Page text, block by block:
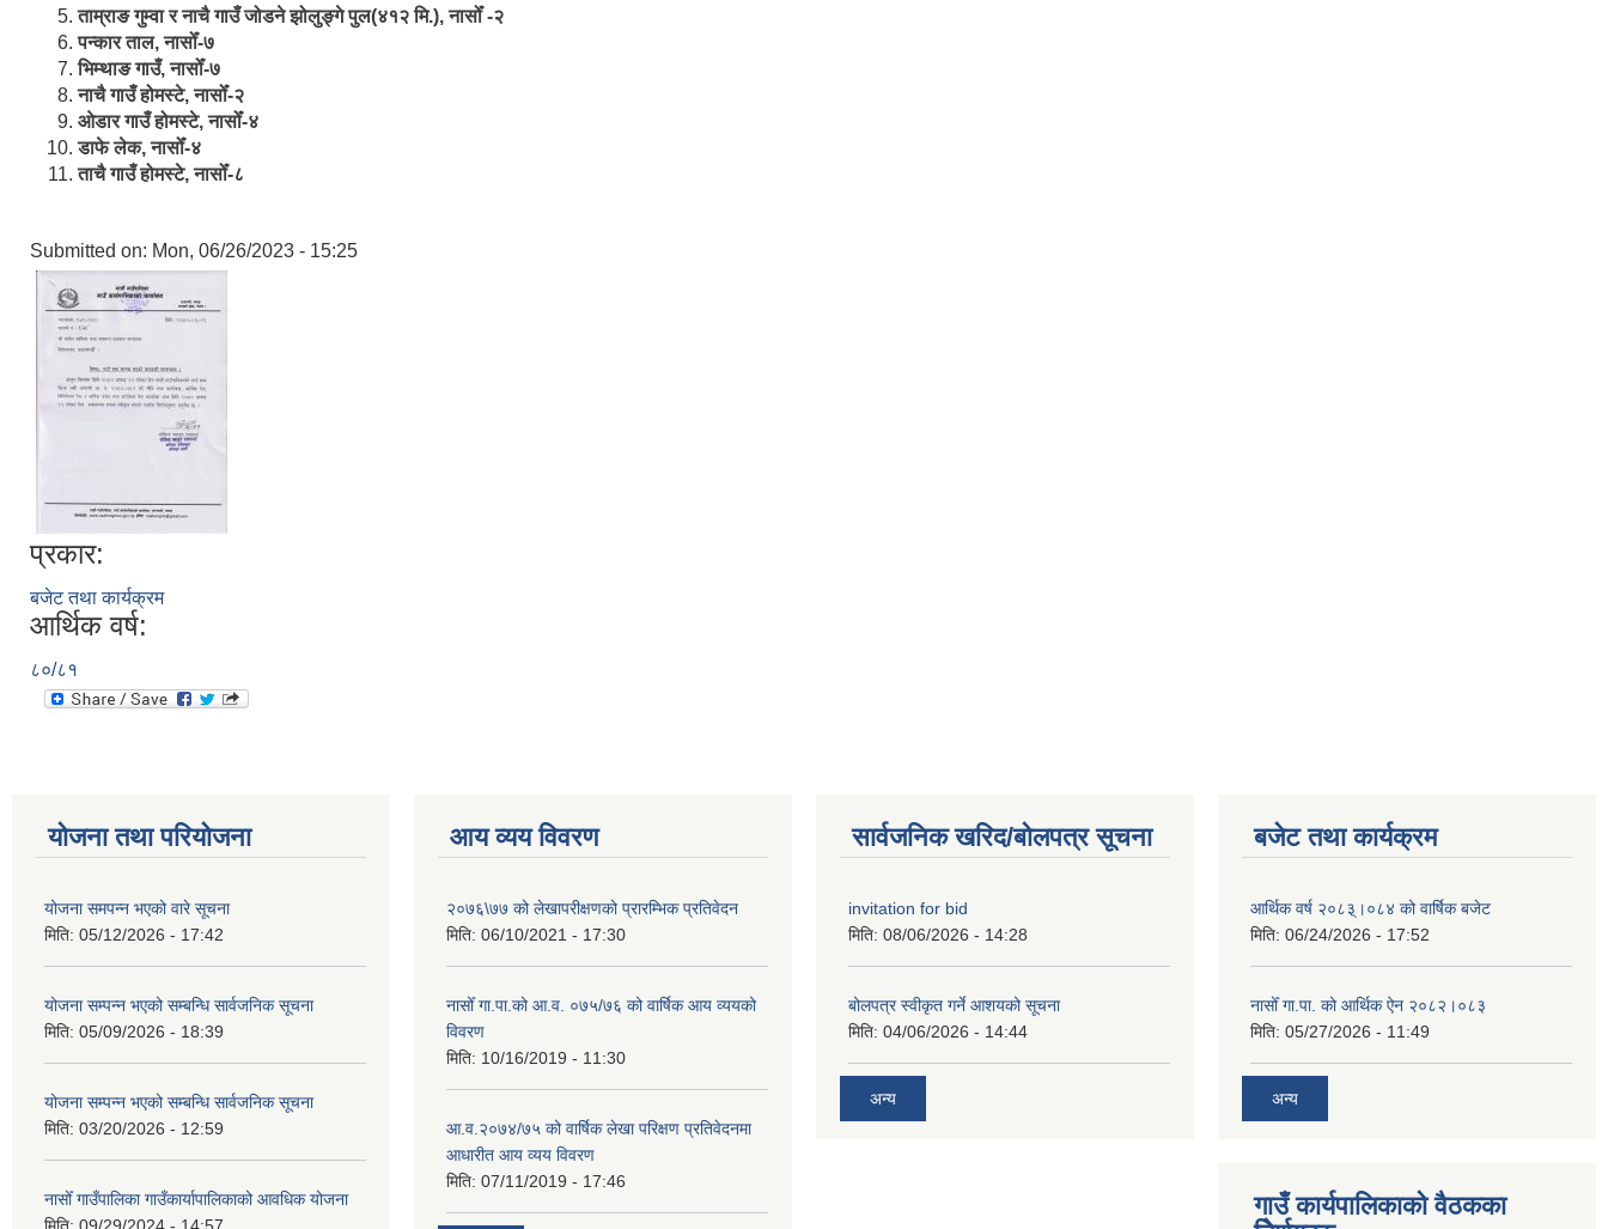
ताम्राङ गुम्वा र नाचै गाउँ जोडने झोलुङ्गे पुल(४१२ मि.), नासोँ -२
पन्कार ताल, नासोँ-७
भिम्थाङ गाउँ, नासोँ-७
नाचै गाउँ होमस्टे, नासोँ-२
ओ‍‍‌डार गाउँ होमस्टे, नासोँ-४
डाफे लेक, नासोँ-४
ताचै गाउँ होमस्टे, नासोँ-८
Submitted on: Mon, 06/26/2023 - 15:25
प्रकार:
बजेट तथा कार्यक्रम
आर्थिक वर्ष:
८०/८१
योजना तथा परियोजना
योजना समपन्न भएको वारे सूचना
मिति: 05/12/2026 - 17:42
योजना सम्पन्न भएको सम्बन्धि सार्वजनिक सूचना
मिति: 05/09/2026 - 18:39
योजना सम्पन्न भएको सम्बन्धि सार्वजनिक सूचना
मिति: 03/20/2026 - 12:59
नासोँ गाउँपालिका गाउँकार्यापालिकाको आवधिक योजना
आय व्यय विवरण
२०७६\७७ को लेखापरीक्षणको प्रारम्भिक प्रतिवेदन
मिति: 06/10/2021 - 17:30
नासोँ गा.पा.को आ.व. ०७५/७६ को वार्षिक आय व्ययको
विवरण
मिति: 10/16/2019 - 11:30
आ.व.२०७४/७५ को वार्षिक लेखा परिक्षण प्रतिवेदनमा
आधारीत आय व्यय विवरण
मिति: 07/11/2019 - 17:46
सार्वजनिक खरिद/बोलपत्र सूचना
invitation for bid
मिति: 08/06/2026 - 14:28
बोलपत्र स्वीकृत गर्ने आशयको सूचना
मिति: 04/06/2026 - 14:44
अन्य
बजेट तथा कार्यक्रम
आर्थिक वर्ष २०८३्।०८४ को वार्षिक बजेट
मिति: 06/24/2026 - 17:52
नासोँ गा.पा. को आर्थिक ऐन २०८२।०८३
मिति: 05/27/2026 - 11:49
अन्य
गाउँ कार्यपालिकाको वैठकका